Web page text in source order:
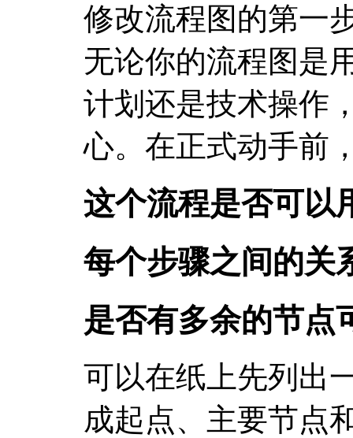
修改流程图的第一
无论你的流程图是
计划还是技术操作
心。在正式动手前
这个流程是否可以
每个步骤之间的关
是否有多余的节点
可以在纸上先列出
成起点、主要节点